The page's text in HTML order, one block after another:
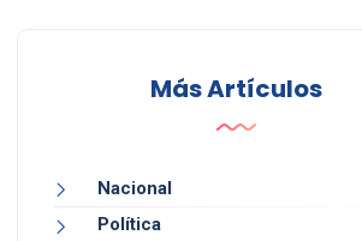
Más Artículos
Nacional
Política